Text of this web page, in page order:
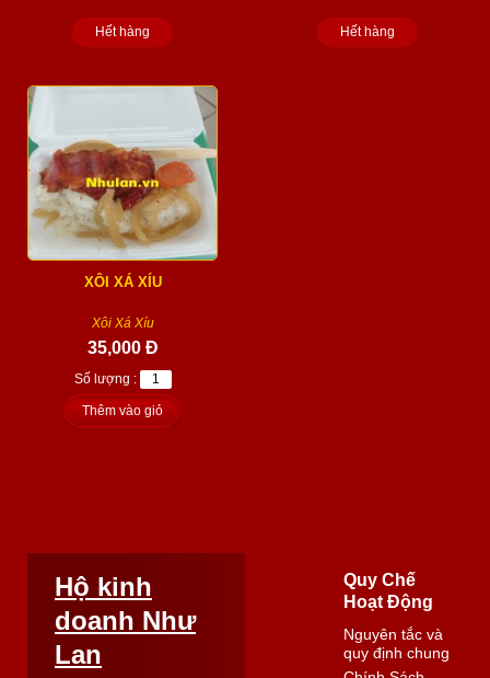
Hết hàng Hết hàng
XÔI XÁ XÍU
Xôi Xá Xíu
35,000 Đ
Số lượng :
Thêm vào giỏ
Hộ kinh
doanh Như
Lan
Quy Chế
Hoạt Động
Nguyên tắc và
quy định chung